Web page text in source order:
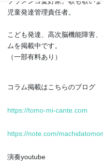
児童発達管理責任者。
こども発達、高次脳機能障害
ムを掲載中です。
（一部有料あり）
コラム掲載はこちらのブログ
https://tomo-mi-cante.com
https://note.com/
演奏youtube